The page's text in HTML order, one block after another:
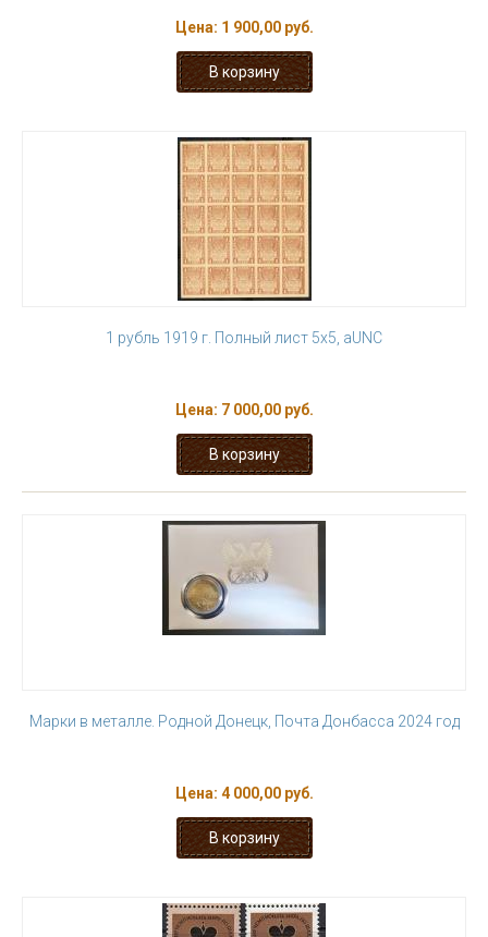
Цена: 1 900,00 руб.
1 рубль 1919 г. Полный лист 5х5, aUNC
Цена: 7 000,00 руб.
Марки в металле. Родной Донецк, Почта Донбасса 2024 год
Цена: 4 000,00 руб.